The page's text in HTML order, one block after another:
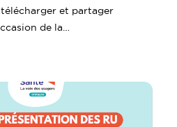
télécharger et partager
de la…